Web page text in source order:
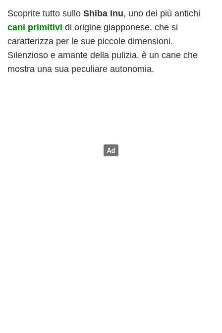
Scoprite tutto sullo Shiba Inu, uno dei più antichi
cani primitivi di origine giapponese, che si
caratterizza per le sue piccole dimensioni.
Silenzioso e amante della pulizia, è un cane che
mostra una sua peculiare autonomia.